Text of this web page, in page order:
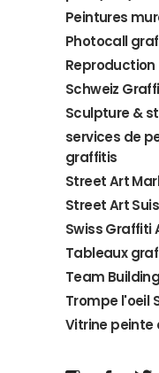
Peintures
Photocall
Reproduction
Schweiz
Sculpture &
services de
graffitis
Street Art
Street Art
Swiss Graffiti
Tableaux
Team
Trompe l'oeil
Vitrine peinte